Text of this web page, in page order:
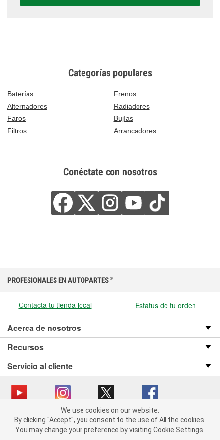
Categorías populares
Baterías
Frenos
Alternadores
Radiadores
Faros
Bujías
Filtros
Arrancadores
Conéctate con nosotros
We use cookies on our website. By clicking "Accept", you consent
to the use of All the cookies.
You may change your preference by visiting Cookie Settings.
PROFESIONALES EN AUTOPARTES ®
Contacta tu tienda local Estatus de tu orden
Acerca de nosotros
Recursos
Servicio al cliente
Copyright © 2008-2026 O’Reilly Auto Parts v OST_3.2.0.0.729 (3) cv1361
catalog_main
We use cookies on our website.
By clicking "Accept", you consent to the use of All the cookies.
You may change your preference by visiting Cookie Settings.